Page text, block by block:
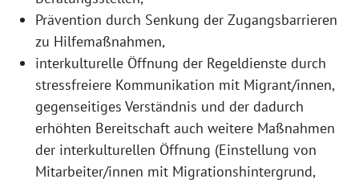
Prävention durch Senkung der Zugangsbarrieren
zu Hilfemaßnahmen,
interkulturelle Öffnung der Regeldienste durch
stressfreiere Kommunikation mit Migrant/innen,
gegenseitiges Verständnis und der dadurch
erhöhten Bereitschaft auch weitere Maßnahmen
der interkulturellen Öffnung (Einstellung von
Mitarbeiter/innen mit Migrationshintergrund,